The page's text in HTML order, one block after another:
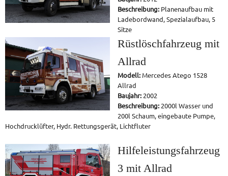
Beschreibung: Planenaufbau mit
Ladebordwand, Spezialaufbau, 5
Sitze
Rüstlöschfahrzeug mit
Allrad
Modell: Mercedes Atego 1528
Allrad
Baujahr: 2002
Beschreibung: 2000l Wasser und
200l Schaum, eingebaute Pumpe,
Hochdrucklüfter, Hydr. Rettungsgerät, Lichtfluter
Hilfeleistungsfahrzeug
3 mit Allrad